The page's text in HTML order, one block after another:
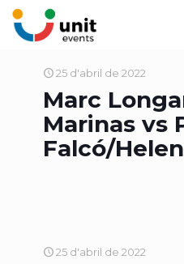
25 d'abril de 2022
Marc
Marinas vs
Falcó/
25 d'abril de 2022